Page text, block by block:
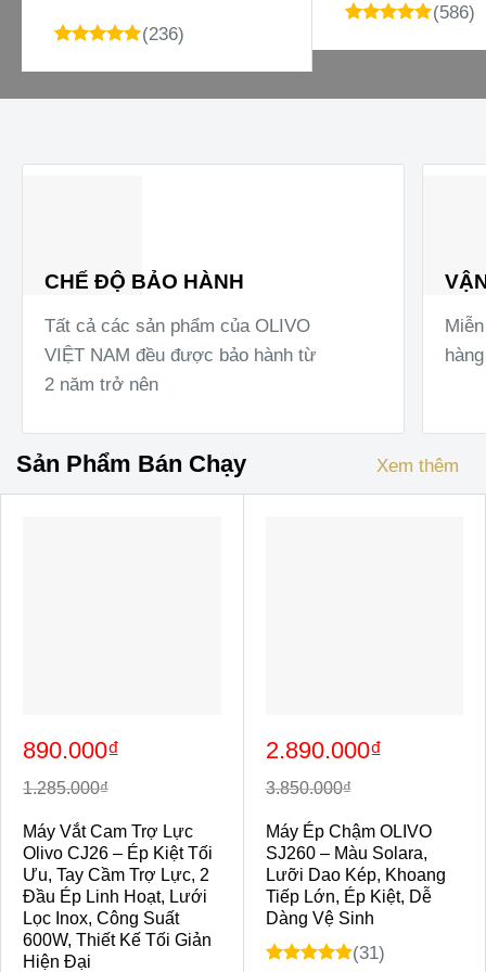
dựa trên
(236)
dựa trên
(586)
CHẾ ĐỘ BẢO HÀNH
Tất cả các sản phẩm của OLIVO
VIỆT NAM đều được bảo hành từ
2 năm trở nên
Sản Phẩm Bán Chạy Xem thêm
1.285.000₫
Giá
gốc
1.285.000₫.
890.000₫
Giá
hiện
là:
890.000₫.
Máy Vắt Cam Trợ Lực
Olivo CJ26 – Ép Kiệt Tối
Ưu, Tay Cầm Trợ Lực, 2
Đầu Ép Linh Hoạt, Lưới
Lọc Inox, Công Suất
600W, Thiết Kế Tối Giản
Hiện Đại
3.850.000₫
Giá
gốc
3.850.000₫.
2.890.000₫
Giá
hiện
là:
2.890.000₫.
Máy Ép Chậm OLIVO
SJ260 – Màu Solara,
Lưỡi Dao Kép, Khoang
Tiếp Lớn, Ép Kiệt, Dễ
Dàng Vệ Sinh
(31)